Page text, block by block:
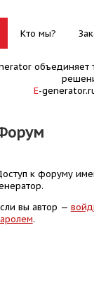
Кто мы?
объединяет
E-
к форуму
вы автор —
.